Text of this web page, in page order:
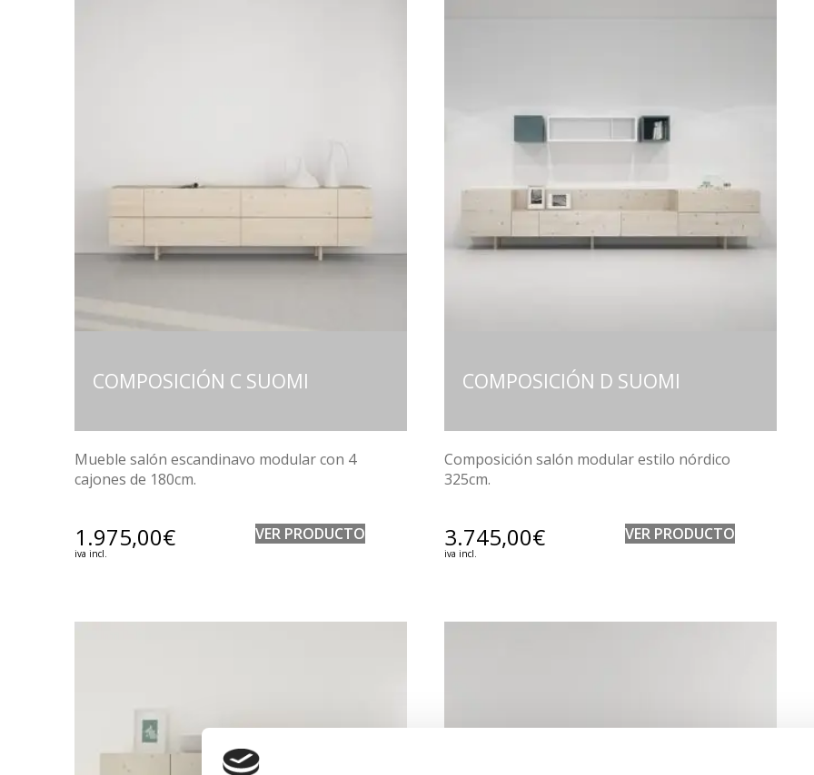
COMPOSICIÓN C SUOMI
Mueble salón escandinavo modular con 4
cajones de 180cm.
1.975,00€
iva incl.
VER PRODUCTO
COMPOSICIÓN D SUOMI
Composición salón modular estilo nórdico
325cm.
3.745,00€
iva incl.
VER PRODUCTO